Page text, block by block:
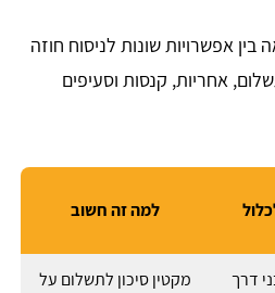
אפשרויות שונות לניסוח חוזה
אחריות, קנסות וסעיפים
למה זה חשוב
דרך
מקטין סיכון לתשלום על